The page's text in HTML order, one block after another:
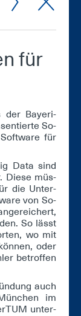
für
der Baye­ri­
So­
für
Da­ta sind
Die­se müs­
die Un­ter­
von So­
So lässt
wo mit
oder
be­trof­fen
auch
im
un­ter­